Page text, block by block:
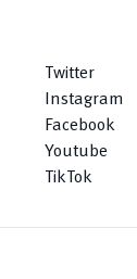
Twitter
Instagram
Facebook
Youtube
TikTok